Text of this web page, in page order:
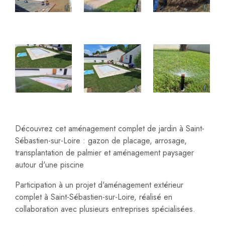
Découvrez cet aménagement complet de jardin à Saint-
Sébastien-sur-Loire : gazon de placage, arrosage,
transplantation de palmier et aménagement paysager
autour d'une piscine
Participation à un projet d'aménagement extérieur
complet à Saint-Sébastien-sur-Loire, réalisé en
collaboration avec plusieurs entreprises spécialisées.